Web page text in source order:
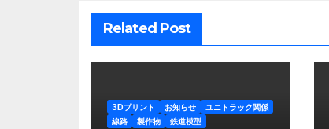
ビ
ゲ
シ
Related Post
3Dプリント お知らせ
ユニトラック関係
線路
製作物 鉄道模型